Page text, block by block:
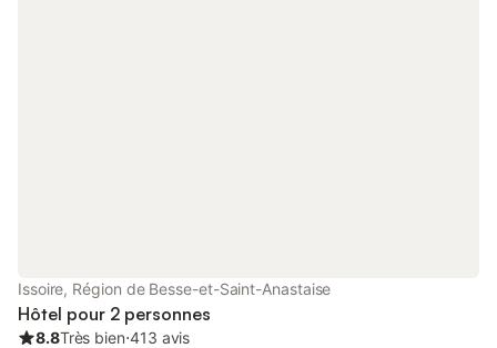
Issoire, Région de Besse-et-Saint-Anastaise
Hôtel pour 2 personnes
8.8Très bien⋅413 avis